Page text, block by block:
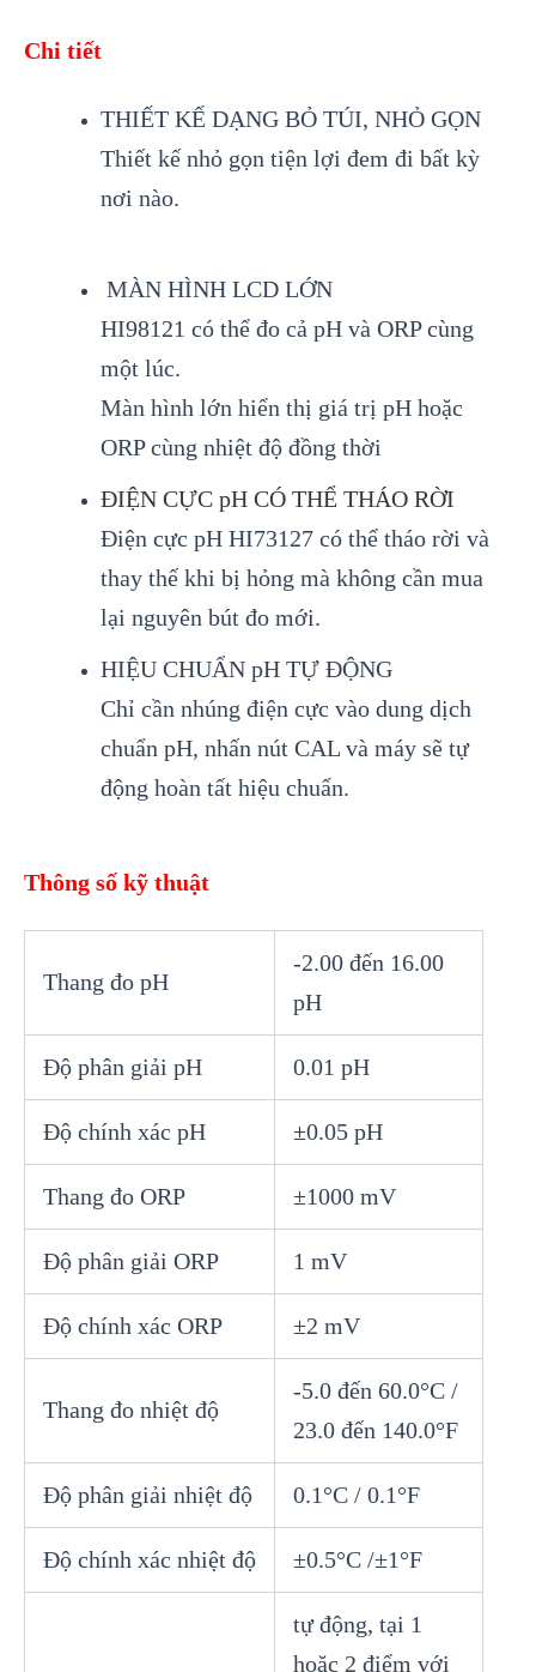
Chi tiết
THIẾT KẾ DẠNG BỎ TÚI, NHỎ GỌN
Thiết kế nhỏ gọn tiện lợi đem đi bất kỳ
nơi nào.
MÀN HÌNH LCD LỚN
HI98121 có thể đo cả pH và ORP cùng
một lúc.
Màn hình lớn hiển thị giá trị pH hoặc
ORP cùng nhiệt độ đồng thời
ĐIỆN CỰC pH CÓ THỂ THÁO RỜI
Điện cực pH HI73127 có thể tháo rời và
thay thế khi bị hỏng mà không cần mua
lại nguyên bút đo mới.
HIỆU CHUẨN pH TỰ ĐỘNG
Chỉ cần nhúng điện cực vào dung dịch
chuẩn pH, nhấn nút CAL và máy sẽ tự
động hoàn tất hiệu chuẩn.
Thông số kỹ thuật
Thang đo pH
-2.00 đến 16.00
pH
Độ phân giải pH 0.01 pH
Độ chính xác pH ±0.05 pH
Thang đo ORP ±1000 mV
Độ phân giải ORP 1 mV
Độ chính xác ORP ±2 mV
Thang đo nhiệt độ
-5.0 đến 60.0°C /
23.0 đến 140.0°F
Độ phân giải nhiệt độ 0.1°C / 0.1°F
Độ chính xác nhiệt độ ±0.5°C /±1°F
tự động, tại 1
hoặc 2 điểm với